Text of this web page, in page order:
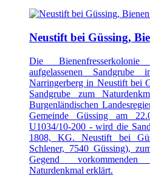
Neustift bei Güssing,
Die
aufgelassenen
Narringerberg in Neustift bei
Sandgrube zum
Burgenländischen
Gemeinde Güssing am
U1034/10-200 - wird die
1808, KG. Neustift bei
Schlener, 7540 Güssing),
Gegend
Naturdenkmal erklärt.